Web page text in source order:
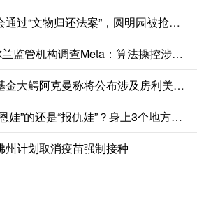
犇盈配资官网 法国议会通过“文物归还法案”，圆明园被抢文物能回家吗？专家：还有很长的路要走
海南658配资平台 爱尔兰监管机构调查Meta：算法操控涉嫌违反欧盟数字服务法
谷锦网配资官网 对冲基金大鳄阿克曼称将公布涉及房利美和房地美的新方案
标普配资 你家娃是“报恩娃”的还是“报仇娃”？身上3个地方就能看出，你家娃中了吗？
州计划取消疫苗强制接种